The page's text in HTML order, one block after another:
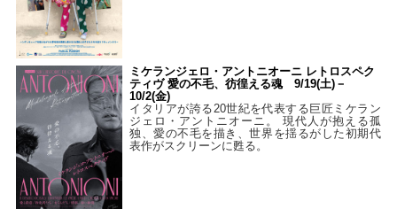
ミケランジェロ・アントニオーニ レトロスペク
ティヴ 愛の不毛、彷徨える魂 9/19(土)－
10/2(金)
イタリアが誇る20世紀を代表する巨匠ミケラン
ジェロ・アントニオーニ。 現代人が抱える孤
独、愛の不毛を描き、世界を揺るがした初期代
表作がスクリーンに甦る。